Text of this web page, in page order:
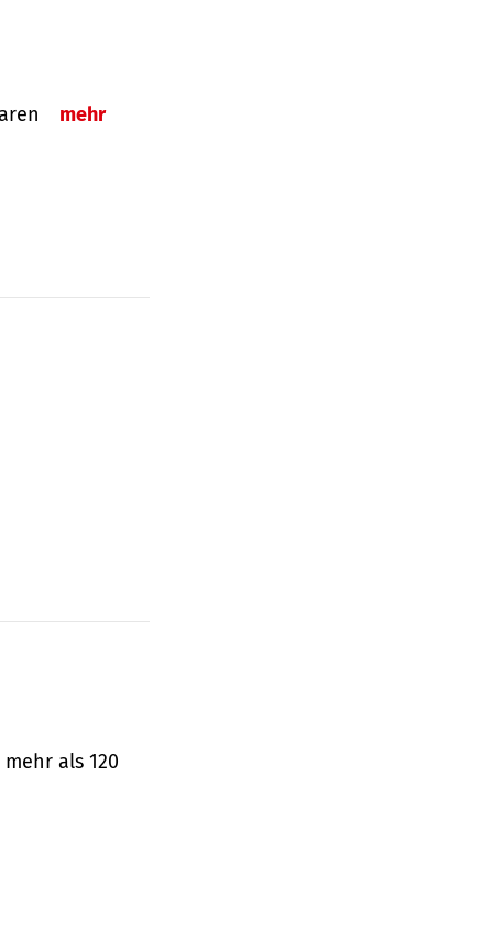
mehr
als 120